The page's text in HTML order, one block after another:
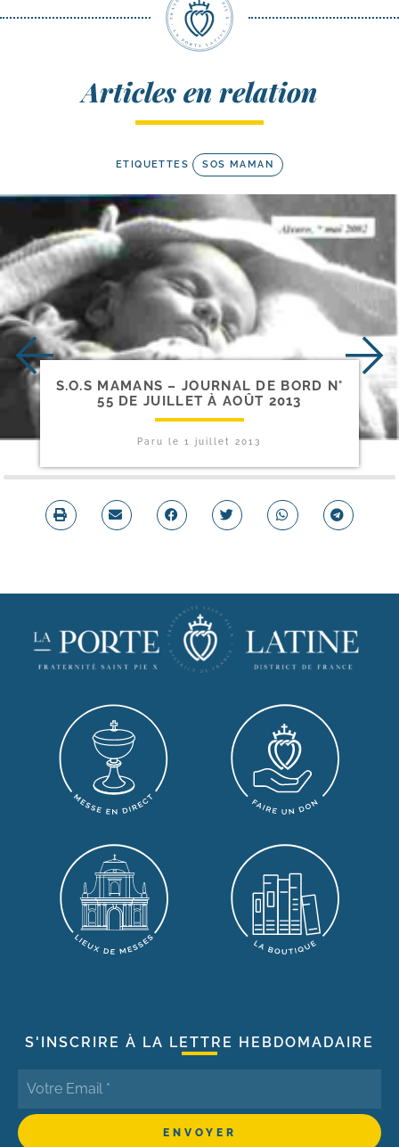
Articles en relation
ETIQUETTES SOS MAMAN
S.O.S MAMANS – JOURNAL DE BORD N°
55 DE JUILLET À AOÛT 2013
Paru le1 juillet 2013
S'INSCRIRE À LA LETTRE HEBDOMADAIRE